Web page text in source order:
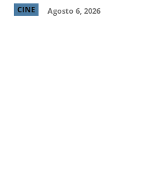
CINE Agosto 6, 2026